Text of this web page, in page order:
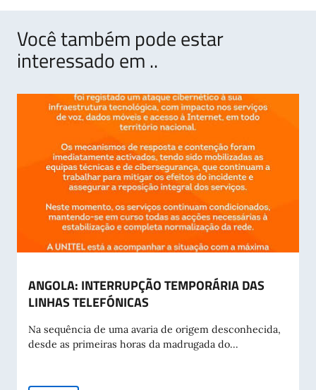
Você também pode estar
interessado em ..
ANGOLA: INTERRUPÇÃO TEMPORÁRIA DAS
LINHAS TELEFÓNICAS
Na sequência de uma avaria de origem desconhecida,
desde as primeiras horas da madrugada do...